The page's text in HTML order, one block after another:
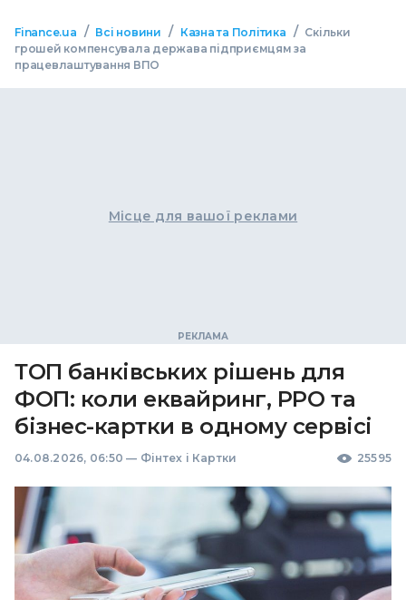
Finance.ua / Всі новини / Казна та Політика / Скільки
грошей компенсувала держава підприємцям за
працевлаштування ВПО
Місце для вашої реклами
ТОП банківських рішень для
ФОП: коли еквайринг, РРО та
бізнес-картки в одному сервісі
04.08.2026, 06:50 — Фінтех і Картки 25595